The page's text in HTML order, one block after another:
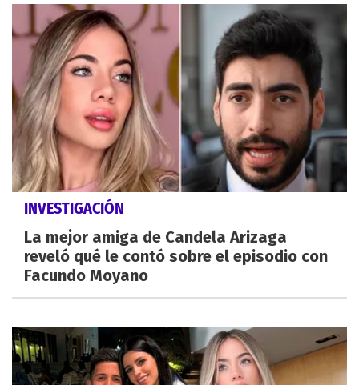
INVESTIGACIÓN
La mejor amiga de Candela Arizaga
reveló qué le contó sobre el episodio con
Facundo Moyano